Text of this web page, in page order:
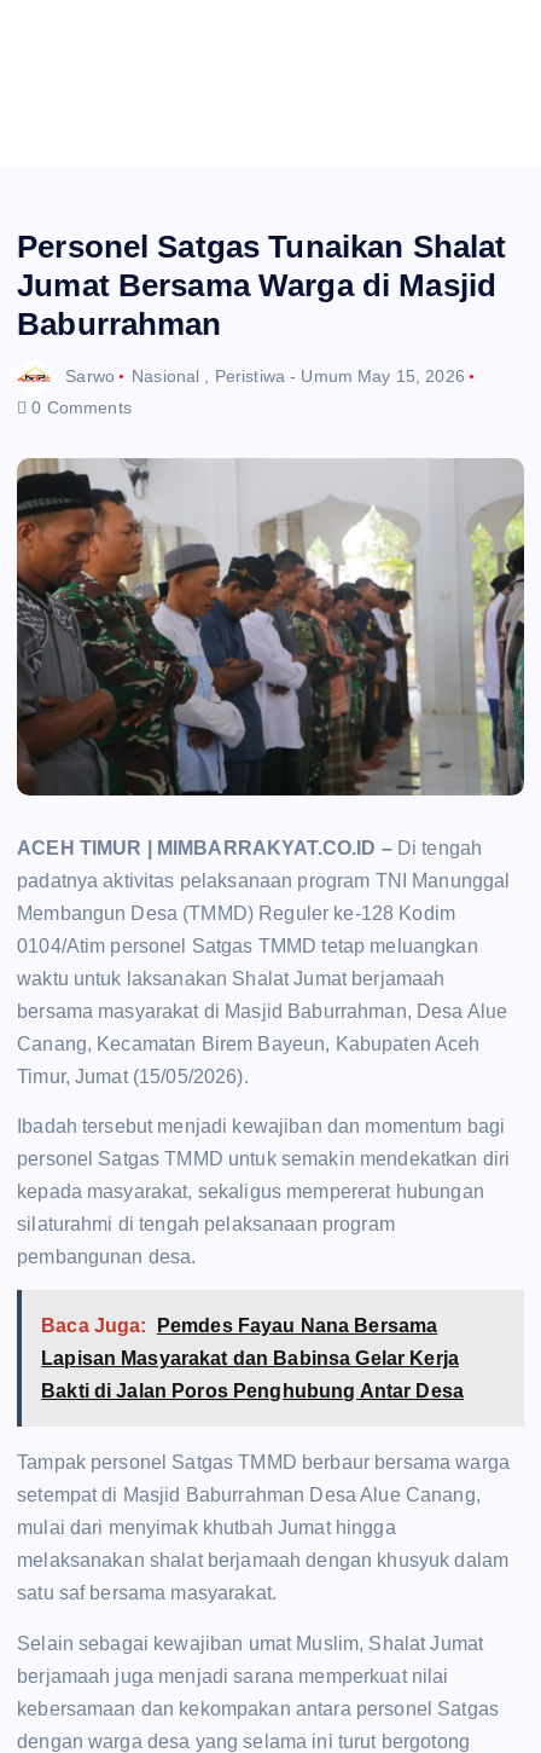
Personel Satgas Tunaikan Shalat
Jumat Bersama Warga di Masjid
Baburrahman
Sarwo Nasional Peristiwa - Umum May 15, 2026
0 Comments
ACEH TIMUR | MIMBARRAKYAT.CO.ID – Di tengah
padatnya aktivitas pelaksanaan program TNI Manunggal
Membangun Desa (TMMD) Reguler ke-128 Kodim
0104/Atim personel Satgas TMMD tetap meluangkan
waktu untuk laksanakan Shalat Jumat berjamaah
bersama masyarakat di Masjid Baburrahman, Desa Alue
Canang, Kecamatan Birem Bayeun, Kabupaten Aceh
Timur, Jumat (15/05/2026).
Ibadah tersebut menjadi kewajiban dan momentum bagi
personel Satgas TMMD untuk semakin mendekatkan diri
kepada masyarakat, sekaligus mempererat hubungan
silaturahmi di tengah pelaksanaan program
pembangunan desa.
Baca Juga:
Pemdes Fayau Nana Bersama
Lapisan Masyarakat dan Babinsa Gelar Kerja
Bakti di Jalan Poros Penghubung Antar Desa
Tampak personel Satgas TMMD berbaur bersama warga
setempat di Masjid Baburrahman Desa Alue Canang,
mulai dari menyimak khutbah Jumat hingga
melaksanakan shalat berjamaah dengan khusyuk dalam
satu saf bersama masyarakat.
Selain sebagai kewajiban umat Muslim, Shalat Jumat
berjamaah juga menjadi sarana memperkuat nilai
kebersamaan dan kekompakan antara personel Satgas
dengan warga desa yang selama ini turut bergotong